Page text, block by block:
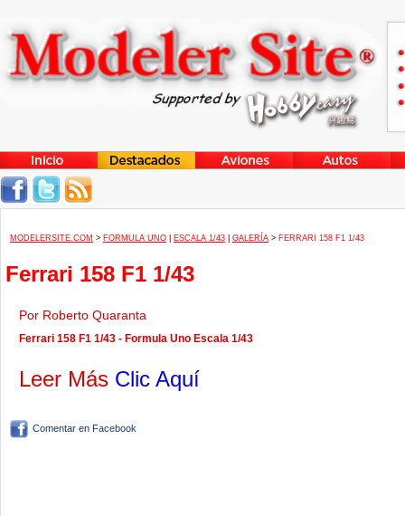
MODELERSITE.COM > FORMULA UNO ESCALA 1/43 GALERÍA > FERRARI 158 F1 1/43
Ferrari 158 F1 1/43
Por Roberto Quaranta
Ferrari 158 F1 1/43 - Formula Uno Escala 1/43
Leer Más Clic Aquí
Comentar en Facebook